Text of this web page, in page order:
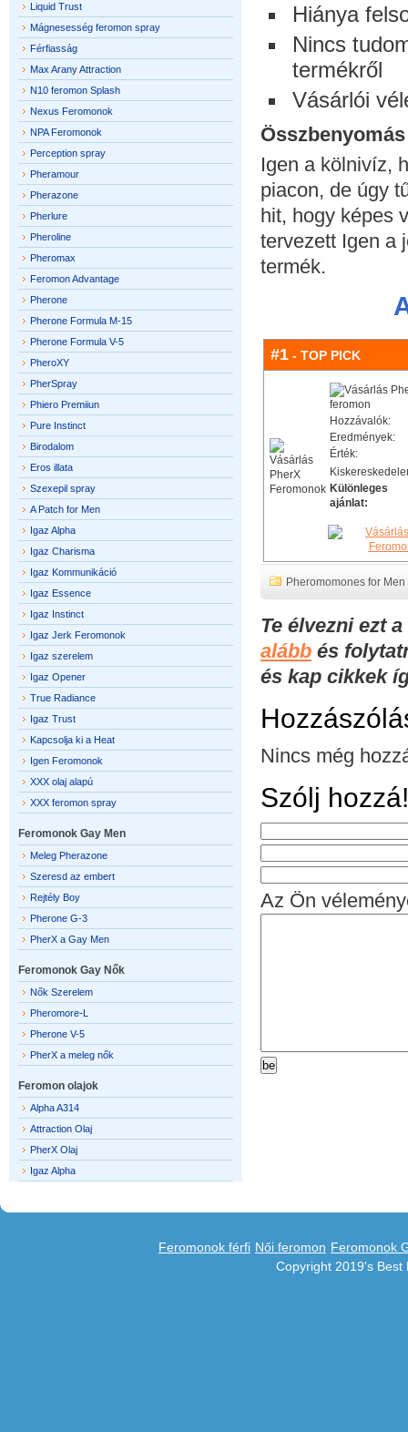
Hiánya
Nincs
termékről
Vásárlói
Összbenyomás
Igen a kölnivíz,
piacon, de úgy
hit, hogy képes
tervezett Igen a
termék.
#1 - TOP PICK
Hozzávalók:
Eredmények:
Érték:
Különleges
ajánlat:
Pheromomones for Men
Te élvezni ezt
alább és
és kap cikkek
Nincs még
Szólj hozzá!
Az Ön
Liquid Trust
Mágnesesség feromon spray
Férfiasság
Max Arany Attraction
N10 feromon Splash
Nexus Feromonok
NPA Feromonok
Perception spray
Pheramour
Pherazone
Pherlure
Pheroline
Pheromax
Feromon Advantage
Pherone
Pherone Formula M-15
Pherone Formula V-5
PheroXY
PherSpray
Phiero Premiiun
Pure Instinct
Birodalom
Eros illata
Szexepil spray
A Patch for Men
Igaz Alpha
Igaz Charisma
Igaz Kommunikáció
Igaz Essence
Igaz Instinct
Igaz Jerk Feromonok
Igaz szerelem
Igaz Opener
True Radiance
Igaz Trust
Kapcsolja ki a Heat
Igen Feromonok
XXX olaj alapú
XXX feromon spray
Feromonok Gay Men
Meleg Pherazone
Szeresd az embert
Rejtély Boy
Pherone G-3
PherX a Gay Men
Feromonok Gay Nők
Nők Szerelem
Pheromore-L
Pherone V-5
PherX a meleg nők
Feromon olajok
Alpha A314
Attraction Olaj
PherX Olaj
Igaz Alpha
Feromonok férfi Női feromon Feromonok
Copyright 2019's Best